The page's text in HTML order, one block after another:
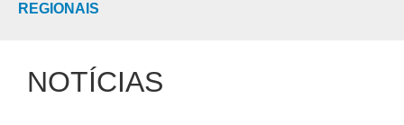
REGIONAIS
NOTÍCIAS